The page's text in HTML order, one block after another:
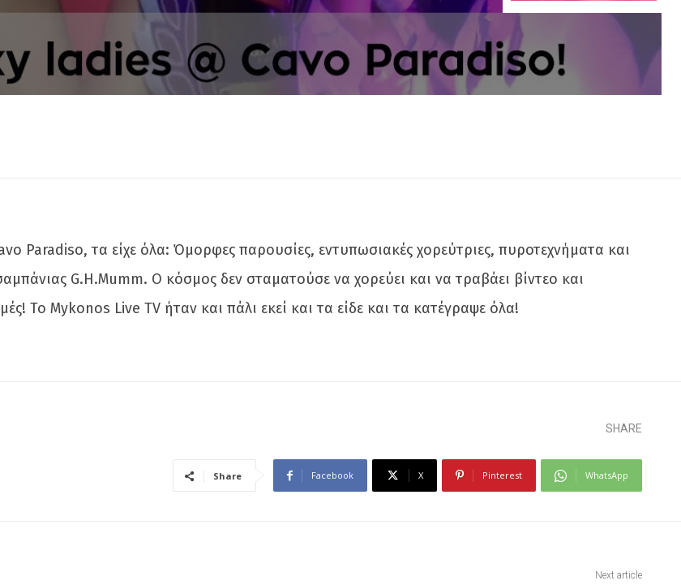
Paradiso, τα είχε όλα: Όμορφες παρουσίες, εντυπωσιακές χορεύτριες, πυροτεχνήματα και
G.H.Mumm. Ο κόσμος δεν σταματούσε να χορεύει και να τραβάει βίντεο και
Το Mykonos Live TV ήταν και πάλι εκεί και τα είδε και τα κατέγραψε όλα!
SHARE
Share Facebook X Pinterest WhatsApp
Next article